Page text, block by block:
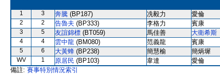
1 3 奔騰 (BP187) 冼毅力 愛倫
2 2 告魯夫 (BP333) 李格力 賓康
3 5 友誼錦標 (BT059) 馬佳善 大衛希斯
4 4 雲中龍 (BM080) 范義龍 賓康
5 6 大黃蜂 (BP238) 簡慧榆 簡炳墀
WV 1 原居民 (BP103) 韋達
愛倫
備註: 賽事特別情況索引